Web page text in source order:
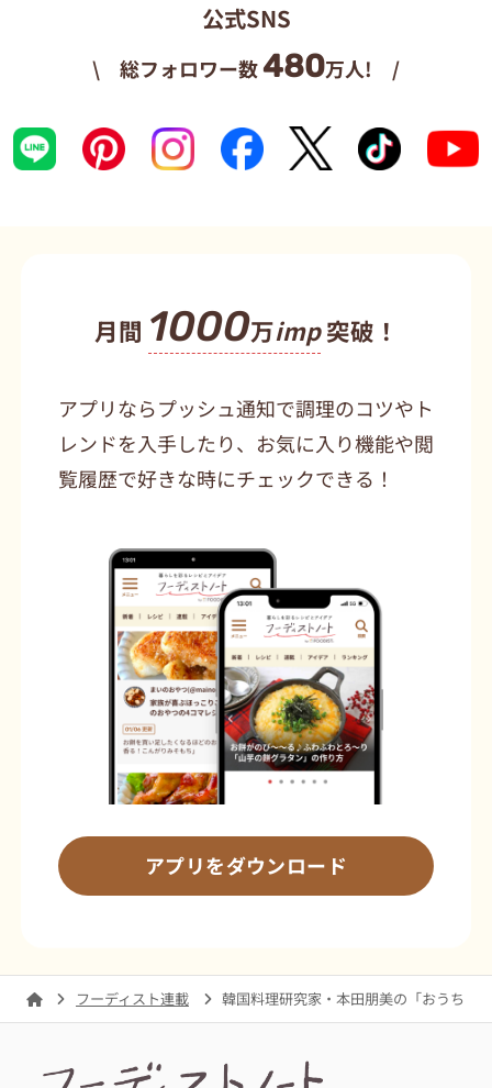
公式SNS
\ 総フォロワー数480万人! /
月間 1000万imp突破！
アプリならプッシュ通知で調理のコツやト
レンドを入手したり、お気に入り機能や閲
覧履歴で好きな時にチェックできる！
アプリをダウンロード
フーディスト連載 韓国料理研究家・本田朋美の「おうちで